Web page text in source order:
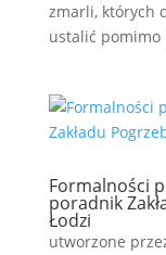
zmarli, których
ustalić pomimo
Formalności
poradnik
Łodzi
utworzone